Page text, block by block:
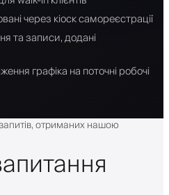
через кіоск самореєстрації
та записи, додані
графіка на поточні робочі
отриманих нашою